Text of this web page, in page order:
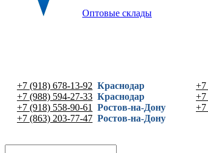
Оптовые склады
+7 (918) 678-13-92 Краснодар
+7 (988) 594-27-33 Краснодар
+7 (918) 558-90-61
Ростов-на-Дону
+7 (863) 203-77-47 Ростов-на-Дону
+7
+7
+7